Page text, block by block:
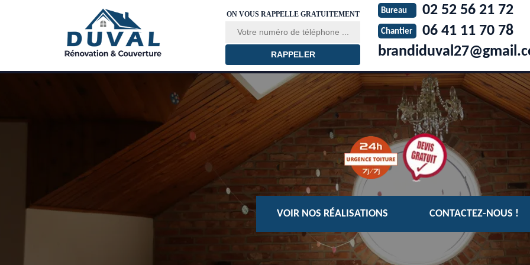
ON VOUS RAPPELLE GRATUITEMENT Bureau 02 52 56 21 72
Chantier
06 41 11 70 78
VOIR NOS RÉALISATIONS CONTACTEZ-NOUS !